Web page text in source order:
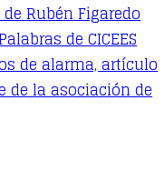
Rubén Figaredo
de CICEES
de alarma, artículo
de la asociación de